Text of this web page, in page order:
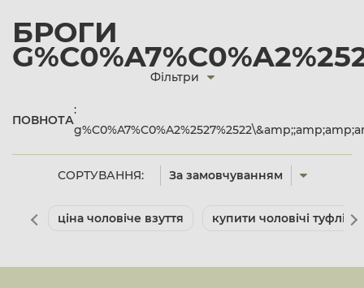
БРОГИ
СОРТУВАННЯ: За замовчуванням
Фільтри
ПОВНОТА
:
ціна чоловіче взуття купити чоловічі туфлі